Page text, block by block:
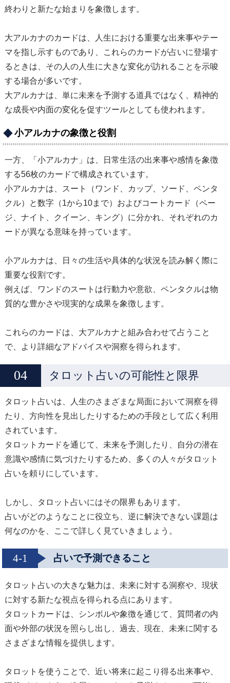
終わりと新たな始まりを象徴します。
大アルカナのカードは、人生における重要な出来事やテー
マを指し示すものであり、これらのカードが占いに登場す
るときは、その人の人生に大きな変化が訪れることを示唆
する場合が多いです。
大アルカナは、単に未来を予測する道具ではなく、精神的
な成長や内面の変化を促すツールとしても使われます。
小アルカナの象徴と役割
一方、「小アルカナ」は、日常生活の出来事や感情を象徴
する56枚のカードで構成されています。
小アルカナは、スート（ワンド、カップ、ソード、ペンタ
クル）と数字（1から10まで）およびコートカード（ペー
ジ、ナイト、クイーン、キング）に分かれ、それぞれのカ
ードが異なる意味を持っています。
小アルカナは、日々の生活や具体的な状況を読み解く際に
重要な役割です。
例えば、ワンドのスートは行動力や意欲、ペンタクルは物
質的な豊かさや現実的な成果を象徴します。
これらのカードは、大アルカナと組み合わせて占うこと
で、より詳細なアドバイスや洞察を得られます。
タロット占いの可能性と限界
タロット占いは、人生のさまざまな局面において洞察を得
たり、方向性を見出したりするための手段として広く利用
されています。
タロットカードを通じて、未来を予測したり、自分の潜在
意識や感情に気づけたりするため、多くの人々がタロット
占いを頼りにしています。
しかし、タロット占いにはその限界もあります。
占いがどのようなことに役立ち、逆に解決できない課題は
何なのかを、ここで詳しく見ていきましょう。
4-1 占いで予測できること
タロット占いの大きな魅力は、未来に対する洞察や、現状
に対する新たな視点を得られる点にあります。
タロットカードは、シンボルや象徴を通じて、質問者の内
面や外部の状況を照らし出し、過去、現在、未来に関する
さまざまな情報を提供します。
タロットを使うことで、近い将来に起こり得る出来事や、